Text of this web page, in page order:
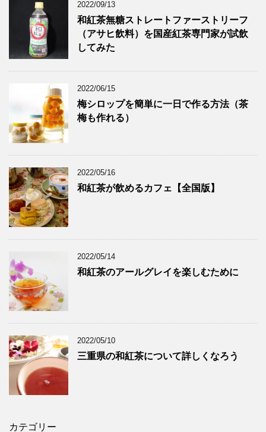
2022/09/13
和紅茶無糖ストレートファーストリーフ
（アサヒ飲料）を国産紅茶専門家が試飲
してみた
2022/06/15
梅シロップを簡単に一日で作る方法（茶
梅も作れる）
2022/05/16
和紅茶が飲めるカフェ【全国版】
2022/05/14
和紅茶のアールグレイを楽しむために
2022/05/10
三重県の和紅茶について詳しくなろう
カテゴリー